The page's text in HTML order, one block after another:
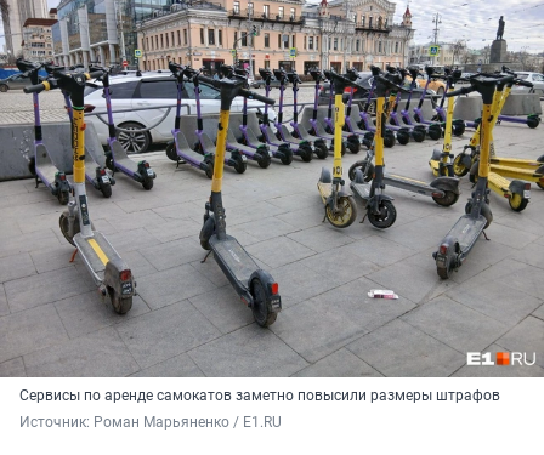
Сервисы по аренде самокатов заметно повысили размеры штрафов
Источник: Роман Марьяненко / E1.RU